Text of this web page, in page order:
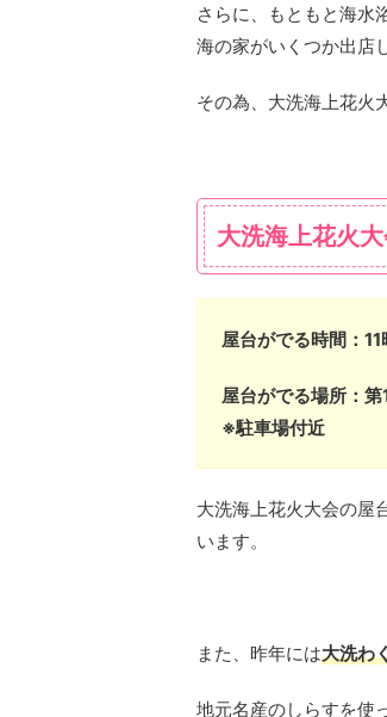
さらに、もともと海水
海の家がいくつか出店
その為、大洗海上花火
大洗海上花火
屋台がでる時間：11
屋台がでる場所：
※駐車場付近
大洗海上花火大会の屋
います。
また、昨年には大洗わ
地元名産のしらすを使